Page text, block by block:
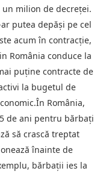
un milion de decreţei.
putea depăşi pe cel
acum în contracţie,
România conduce la
puţine contracte de
la bugetul de
România,
de ani pentru bărbaţi
să crască treptat
înainte de
bărbaţii ies la